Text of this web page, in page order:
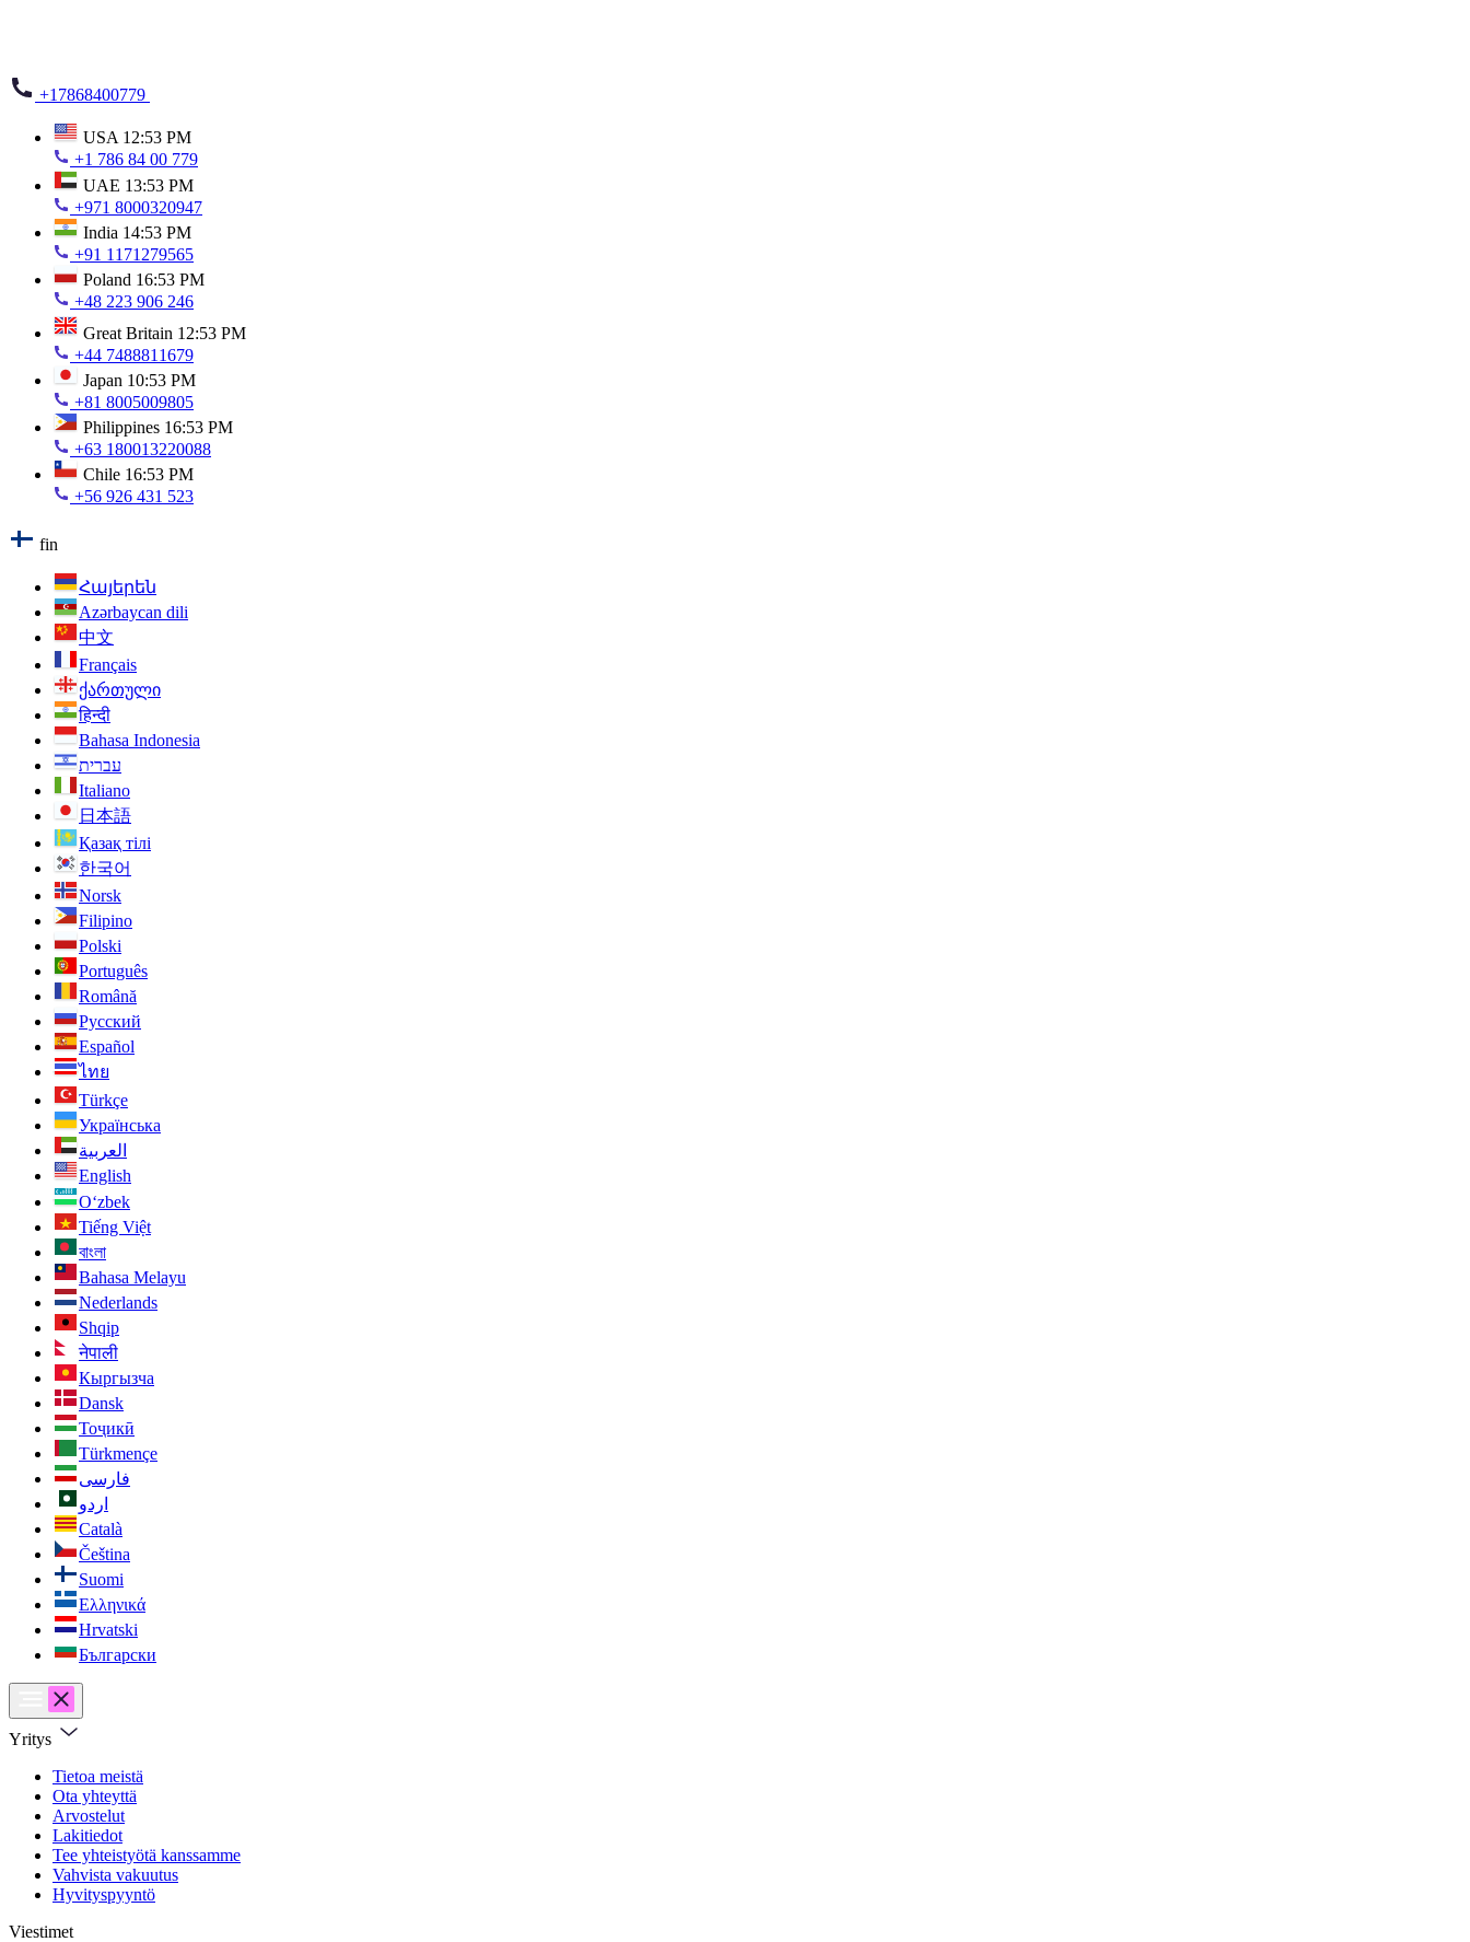
+17868400779
USA 12:53 PM
+1 786 84 00 779
UAE 13:53 PM
+971 8000320947
India 14:53 PM
+91 1171279565
Poland 16:53 PM
+48 223 906 246
Great Britain 12:53 PM
+44 7488811679
Japan 10:53 PM
+81 8005009805
Philippines 16:53 PM
+63 180013220088
Chile 16:53 PM
+56 926 431 523
fin
Հայերեն
Azərbaycan dili
中文
Français
ქართული
हिन्दी
Bahasa Indonesia
עברית
Italiano
日本語
Қазақ тілі
한국어
Norsk
Filipino
Polski
Português
Română
Русский
Español
ไทย
Türkçe
Українська
العربية
English
O‘zbek
Tiếng Việt
বাংলা
Bahasa Melayu
Nederlands
Shqip
नेपाली
Кыргызча
Dansk
Тоҷикӣ
Türkmençe
فارسی
اردو
Català
Čeština
Suomi
Ελληνικά
Hrvatski
Български
Yritys
Tietoa meistä
Ota yhteyttä
Arvostelut
Lakitiedot
Tee yhteistyötä kanssamme
Vahvista vakuutus
Hyvityspyyntö
Viestimet